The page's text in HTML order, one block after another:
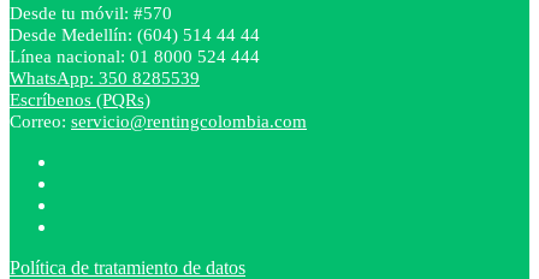
Desde tu móvil: #570
Desde Medellín: (604) 514 44 44
Línea nacional: 01 8000 524 444
WhatsApp: 350 8285539
Escríbenos (PQRs)
Correo: servicio@rentingcolombia.com
Política de tratamiento de datos